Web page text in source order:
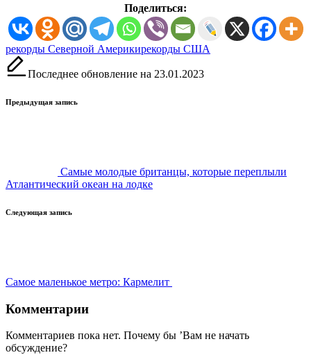
Поделиться:
Метки:
рекорды Северной Америкирекорды США
Последнее обновление на 23.01.2023
Навигация
Предыдущая запись
Самые молодые британцы, которые переплыли
Атлантический океан на лодке
Следующая запись
Самое маленькое метро: Кармелит
Комментарии
Комментариев пока нет. Почему бы ’Вам не начать
обсуждение?